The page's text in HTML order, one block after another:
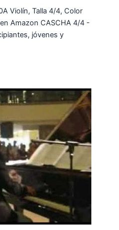
Violín, Talla 4/4, Color
Amazon CASCHA 4/4 -
jóvenes y